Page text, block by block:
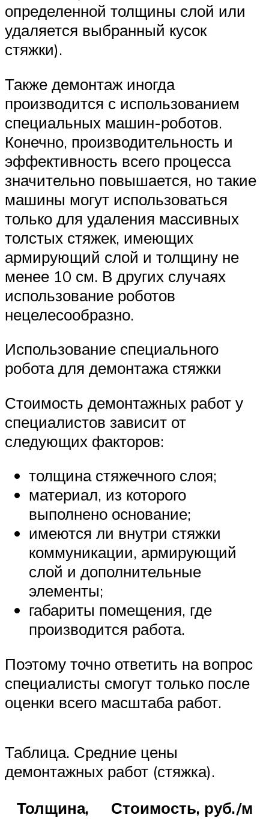
определенной толщины слой или
удаляется выбранный кусок
стяжки).
Также демонтаж иногда
производится с использованием
специальных машин-роботов.
Конечно, производительность и
эффективность всего процесса
значительно повышается, но такие
машины могут использоваться
только для удаления массивных
толстых стяжек, имеющих
армирующий слой и толщину не
менее 10 см. В других случаях
использование роботов
нецелесообразно.
Использование специального
робота для демонтажа стяжки
Стоимость демонтажных работ у
специалистов зависит от
следующих факторов:
толщина стяжечного слоя;
материал, из которого
выполнено основание;
имеются ли внутри стяжки
коммуникации, армирующий
слой и дополнительные
элементы;
габариты помещения, где
производится работа.
Поэтому точно ответить на вопрос
специалисты смогут только после
оценки всего масштаба работ.
Таблица. Средние цены
демонтажных работ (стяжка).
Толщина,
Стоимость, руб./м